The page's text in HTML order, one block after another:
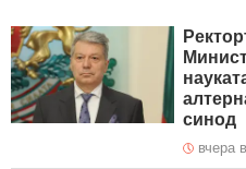
синод
вчера